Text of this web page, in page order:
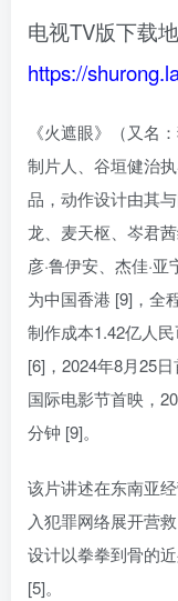
电视TV版下载
https://
《火遮眼》（又名
制片人、谷垣健治
品，动作设计由其
龙、麦天枢、岑君
彦·鲁伊安、杰佳·
为中国香港 [9]，全
制作成本1.42亿人
[6]，2024年8月25
国际电影节首映，
分钟 [9]。
该片讲述在东南亚
入犯罪网络展开营
设计以拳拳到骨的
[5]。